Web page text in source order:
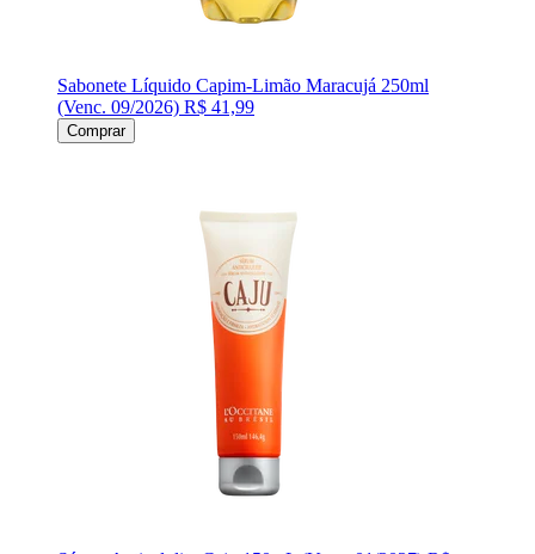
Sabonete Líquido Capim-Limão Maracujá 250ml
(Venc. 09/2026) R$ 41,99
Comprar